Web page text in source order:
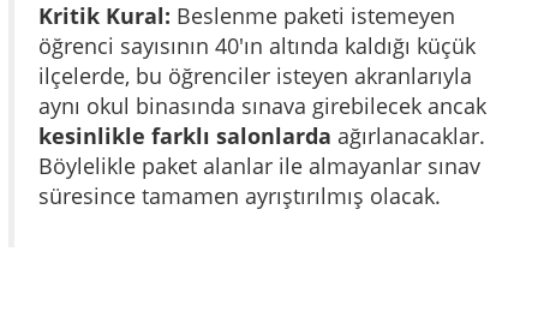
Kritik Kural: Beslenme paketi istemeyen
öğrenci sayısının 40'ın altında kaldığı küçük
ilçelerde, bu öğrenciler isteyen akranlarıyla
aynı okul binasında sınava girebilecek ancak
kesinlikle farklı salonlarda ağırlanacaklar.
Böylelikle paket alanlar ile almayanlar sınav
süresince tamamen ayrıştırılmış olacak.